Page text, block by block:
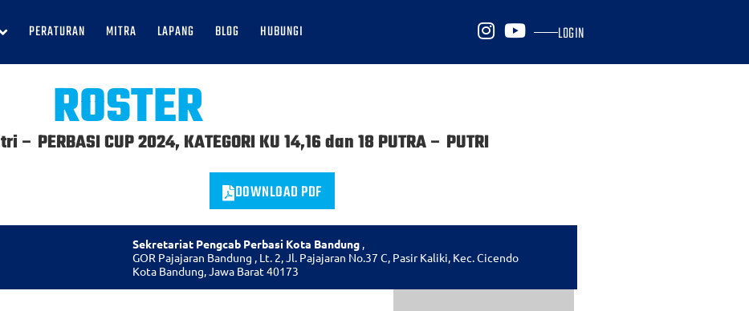
PERATURAN MITRA LAPANG BLOG HUBUNGI LOGIN
ROSTER
PERBASI CUP 2024, KATEGORI KU 14,16 dan 18 PUTRA – PUTRI
DOWNLOAD PDF
Sekretariat Pengcab Perbasi Kota Bandung
GOR Pajajaran Bandung , Lt. 2, Jl. Pajajaran No.37 C, Pasir Kaliki, Kec. Cicendo
Kota Bandung, Jawa Barat 40173